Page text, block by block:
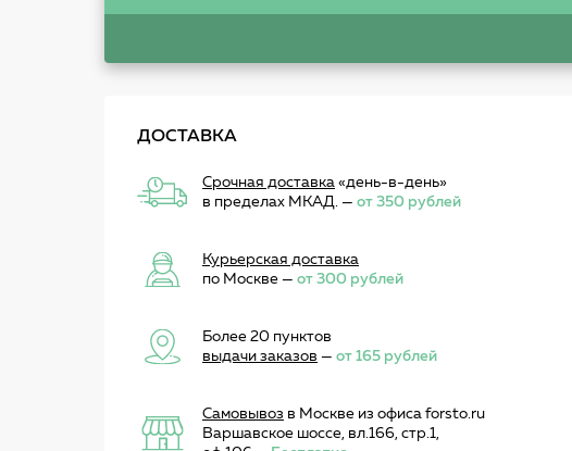
ДОСТАВКА
Срочная доставка «день-в-день»
в пределах МКАД. — от 350 рублей
Курьерская доставка
по Москве — от 300 рублей
Более 20 пунктов
выдачи заказов — от 165 рублей
Самовывоз в Москве из офиса forsto.ru
Варшавское шоссе, вл.166, стр.1,